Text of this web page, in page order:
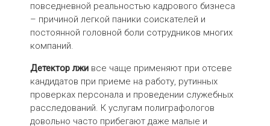
повседневной реальностью кадрового бизнеса
– причиной легкой паники соискателей и
постоянной головной боли сотрудников многих
компаний.
Детектор лжи все чаще применяют при отсеве
кандидатов при приеме на работу, рутинных
проверках персонала и проведении служебных
расследований. К услугам полиграфологов
довольно часто прибегают даже малые и